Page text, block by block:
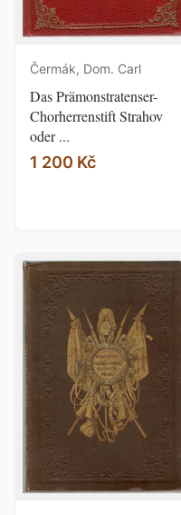
Čermák, Dom. Carl
Das Prämonstratenser-
Chorherrenstift Strahov
oder ...
1 200 Kč